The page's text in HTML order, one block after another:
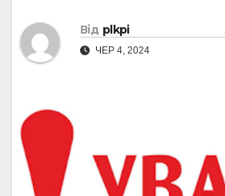
Від plkpi
ЧЕР 4, 2024